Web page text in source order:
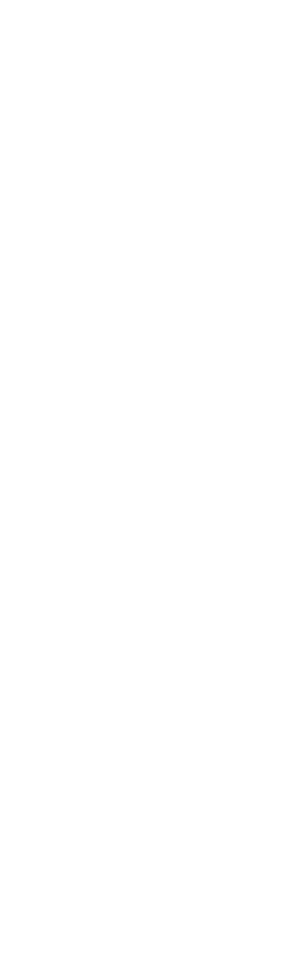
láthatatlan veszély hosszú távon
láthatatlan